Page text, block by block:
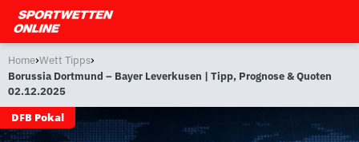
Home›Wett Tipps›
Borussia Dortmund – Bayer Leverkusen | Tipp, Prognose & Quoten
02.12.2025
DFB Pokal